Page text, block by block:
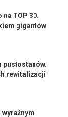
na TOP 30.
gigantów
pustostanów.
rewitalizacji
wyraźnym